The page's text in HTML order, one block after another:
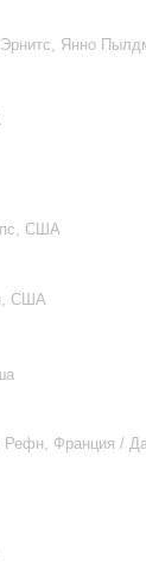
Янно
США
США
Рефн, Франция /